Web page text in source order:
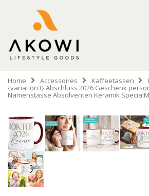
Home Accessoires Kaffeetassen
{variation3} Abschluss 2026 Geschenk
Namenstasse Absolventen Keramik